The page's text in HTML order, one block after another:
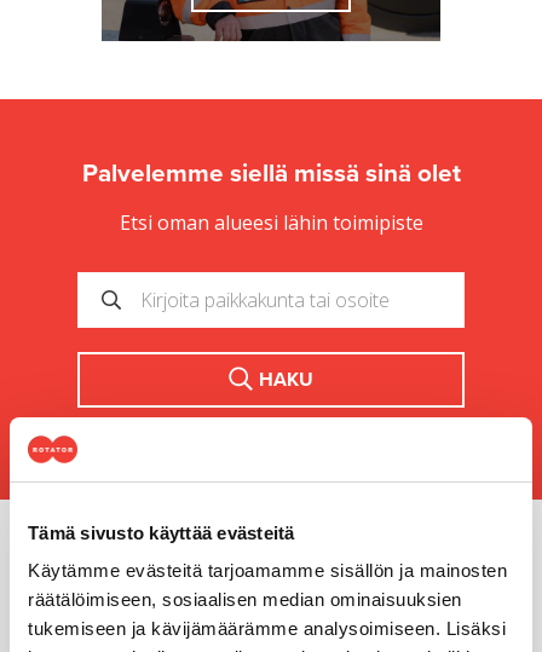
Tämä sivusto käyttää evästeitä
Käytämme evästeitä tarjoamamme sisällön ja mainosten
räätälöimiseen, sosiaalisen median ominaisuuksien
tukemiseen ja kävijämäärämme analysoimiseen. Lisäksi
Palvelemme siellä missä sinä olet
Etsi oman alueesi lähin toimipiste
HAKU
Miksi valita Rotator?
Olemme maailman johtavien merkkien asiantuntija ja